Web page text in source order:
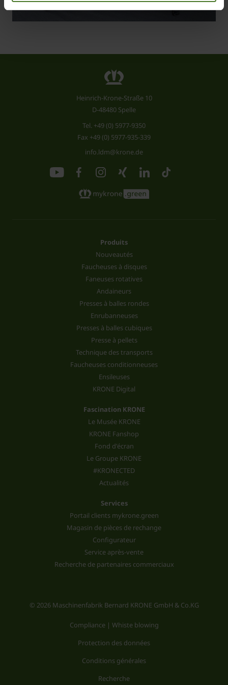
Heinrich-Krone-Straße 10
D-48480 Spelle
Tel. +49 (0) 5977-9350
Fax +49 (0) 5977-935-339
info.ldm@krone.de
Produits
Nouveautés
Faucheuses à disques
Faneuses rotatives
Andaineurs
Presses à balles rondes
Enrubanneuses
Presses à balles cubiques
Presse à pellets
Technique des transports
Faucheuses conditionneuses
Ensileuses
KRONE Digital
Fascination KRONE
Le Musée KRONE
KRONE Fanshop
Fond d'écran
Le Groupe KRONE
#KRONECTED
Actualités
Services
Portail clients mykrone.green
Magasin de pièces de rechange
Configurateur
Service après-vente
Recherche de partenaires commerciaux
© 2026 Maschinenfabrik Bernard KRONE GmbH & Co.KG
Compliance | Whiste blowing
Protection des données
Conditions générales
Recherche